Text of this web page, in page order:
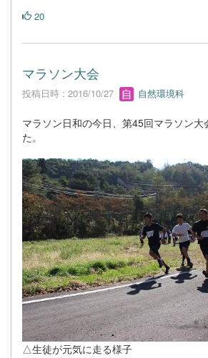
20
マラソン大会
投稿日時 : 2016/10/27 自然環境科
マラソン日和の今日、第45回マラソン大
た。
△生徒が元気に走る様子